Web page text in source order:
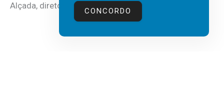
Alçada, diretor executivo da...
CONCORDO